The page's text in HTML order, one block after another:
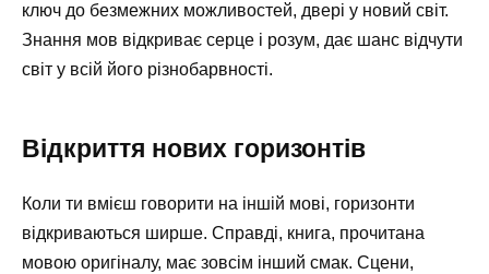
ключ до безмежних можливостей, двері у новий світ.
Знання мов відкриває серце і розум, дає шанс відчути
світ у всій його різнобарвності.
Відкриття нових горизонтів
Коли ти вмієш говорити на іншій мові, горизонти
відкриваються ширше. Справді, книга, прочитана
мовою оригіналу, має зовсім інший смак. Сцени,